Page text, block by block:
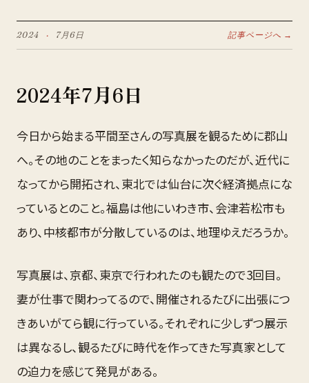
2024 · 7月6日 記事ページへ →
2024年7月6日
今日から始まる平間至さんの写真展を観るために郡山
へ。その地のことをまったく知らなかったのだが、近代に
なってから開拓され、東北では仙台に次ぐ経済拠点にな
っているとのこと。福島は他にいわき市、会津若松市も
あり、中核都市が分散しているのは、地理ゆえだろうか。
写真展は、京都、東京で行われたのも観たので3回目。
妻が仕事で関わってるので、開催されるたびに出張につ
きあいがてら観に行っている。それぞれに少しずつ展示
は異なるし、観るたびに時代を作ってきた写真家として
の迫力を感じて発見がある。